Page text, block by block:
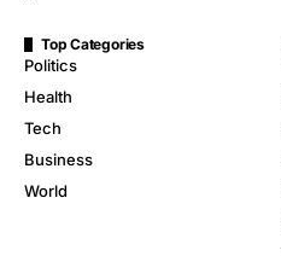
Top Categories
Politics
Health
Tech
Business
World